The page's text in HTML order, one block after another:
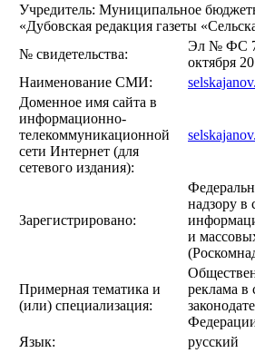
Учредитель: Муниципальное
«Дубовская редакция газеты
№ свидетельства:
Эл № ФС
октября
Наименование СМИ:
Доменное имя сайта в
информационно-
телекоммуникационной
сети Интернет (для
сетевого издания):
Зарегистрировано:
надзору в
и
Примерная тематика и
(или) специализация:
реклама в
Язык:
русский